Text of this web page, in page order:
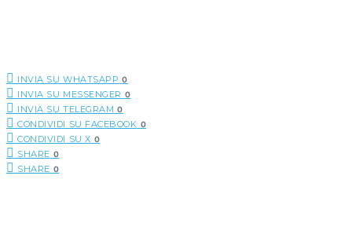
INVIA SU WHATSAPP 0
INVIA SU MESSENGER 0
INVIA SU TELEGRAM 0
CONDIVIDI SU FACEBOOK 0
CONDIVIDI SU X 0
SHARE 0
SHARE 0